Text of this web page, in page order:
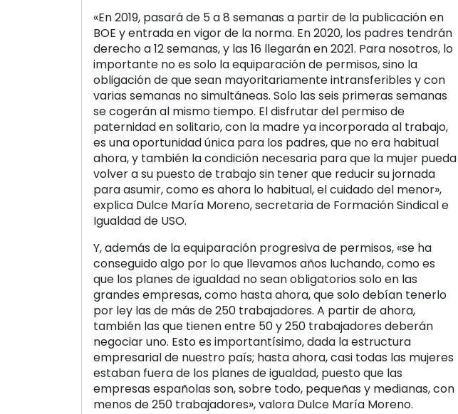
«En 2019, pasará de 5 a 8 semanas a partir de la publicación en
BOE y entrada en vigor de la norma. En 2020, los padres tendrán
derecho a 12 semanas, y las 16 llegarán en 2021. Para nosotros, lo
importante no es solo la equiparación de permisos, sino la
obligación de que sean mayoritariamente intransferibles y con
varias semanas no simultáneas. Solo las seis primeras semanas
se cogerán al mismo tiempo. El disfrutar del permiso de
paternidad en solitario, con la madre ya incorporada al trabajo,
es una oportunidad única para los padres, que no era habitual
ahora, y también la condición necesaria para que la mujer pueda
volver a su puesto de trabajo sin tener que reducir su jornada
para asumir, como es ahora lo habitual, el cuidado del menor»,
explica Dulce María Moreno, secretaria de Formación Sindical e
Igualdad de USO.
Y, además de la equiparación progresiva de permisos, «se ha
conseguido algo por lo que llevamos años luchando, como es
que los planes de igualdad no sean obligatorios solo en las
grandes empresas, como hasta ahora, que solo debían tenerlo
por ley las de más de 250 trabajadores. A partir de ahora,
también las que tienen entre 50 y 250 trabajadores deberán
negociar uno. Esto es importantísimo, dada la estructura
empresarial de nuestro país; hasta ahora, casi todas las mujeres
estaban fuera de los planes de igualdad, puesto que las
empresas españolas son, sobre todo, pequeñas y medianas, con
menos de 250 trabajadores», valora Dulce María Moreno.